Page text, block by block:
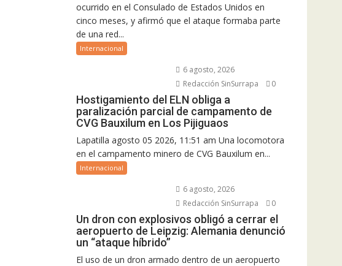
ocurrido en el Consulado de Estados Unidos en
cinco meses, y afirmó que el ataque formaba parte
de una red...
Internacional
6 agosto, 2026
Redacción SinSurrapa
0
Hostigamiento del ELN obliga a
paralización parcial de campamento de
CVG Bauxilum en Los Pijiguaos
Lapatilla agosto 05 2026, 11:51 am Una locomotora
en el campamento minero de CVG Bauxilum en...
Internacional
6 agosto, 2026
Redacción SinSurrapa
0
Un dron con explosivos obligó a cerrar el
aeropuerto de Leipzig: Alemania denunció
un “ataque híbrido”
El uso de un dron armado dentro de un aeropuerto